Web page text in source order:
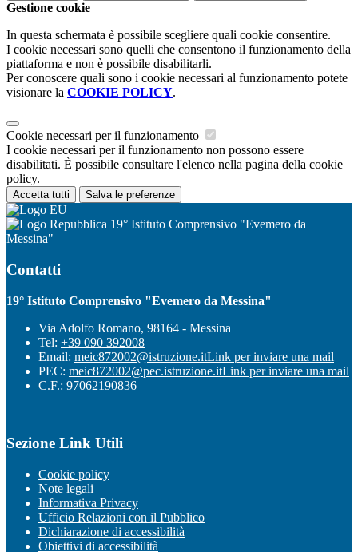
Gestione cookie
In questa schermata è possibile scegliere quali cookie consentire.
I cookie necessari sono quelli che consentono il funzionamento della
piattaforma e non è possibile disabilitarli.
Per conoscere quali sono i cookie necessari al funzionamento potete
visionare la COOKIE POLICY.
Cookie necessari per il funzionamento
I cookie necessari per il funzionamento non possono essere
disabilitati. È possibile consultare l'elenco nella pagina della cookie
policy.
Accetta tutti Salva le preferenze
19° Istituto Comprensivo "Evemero da
Messina"
Contatti
19° Istituto Comprensivo "Evemero da Messina"
Via Adolfo Romano, 98164 - Messina
Tel: +39 090 392008
Email: meic872002@istruzione.itLink per inviare una mail
PEC: meic872002@pec.istruzione.itLink per inviare una mail
C.F.: 97062190836
Sezione Link Utili
Cookie policy
Note legali
Informativa Privacy
Ufficio Relazioni con il Pubblico
Dichiarazione di accessibilità
Obiettivi di accessibilità